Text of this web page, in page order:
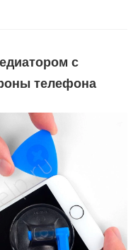
с
телефона